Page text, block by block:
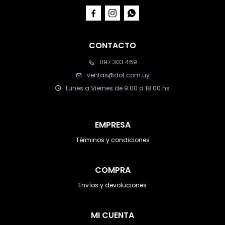
CONTACTO
097 303 469
ventas@dot.com.uy
Lunes a Viernes de 9:00 a 18:00 hs
EMPRESA
Términos y condiciones
COMPRA
Envíos y devoluciones
MI CUENTA
  